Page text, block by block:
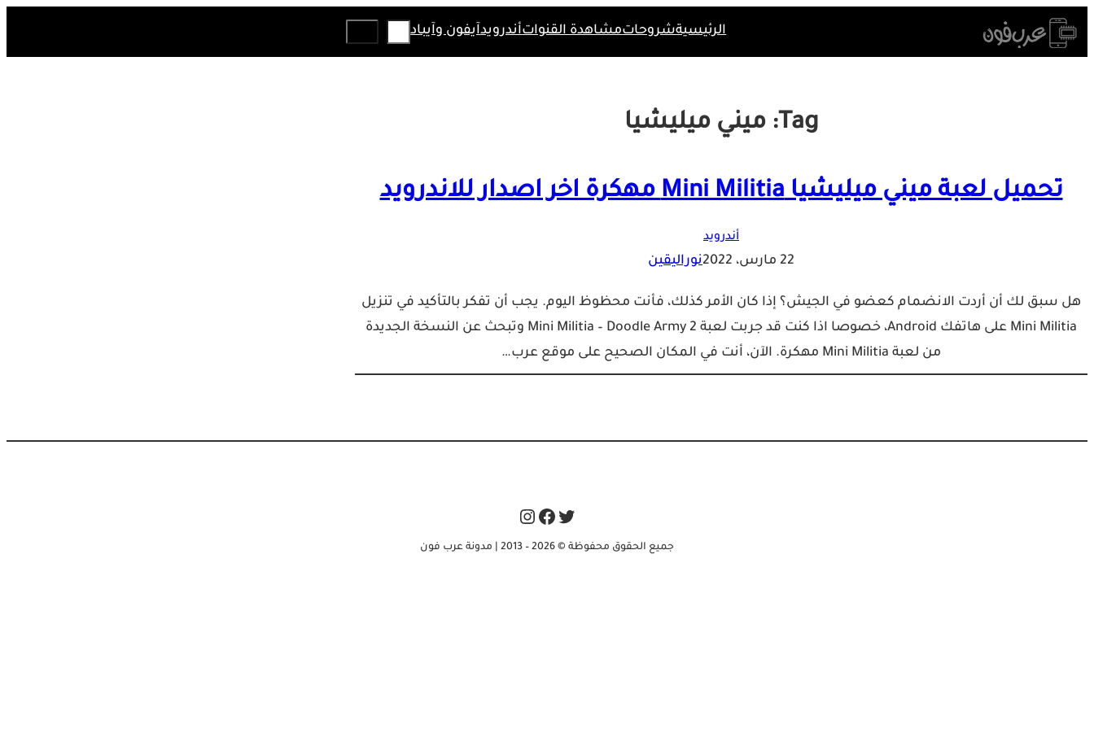
Skip
to
الرئيسيةشروحاتمشاهدة القنواتأندرويدآيفون وآيباد
Tag: ميني ميليشيا
تحميل لعبة ميني ميليشيا Mini Militia مهكرة اخر اصدار للاندرويد
أندرويد
22 مارس، 2022 نوراليقين
هل سبق لك أن أردت الانضمام كعضو في الجيش؟ إذا كان الأمر كذلك، فأنت محظوظ اليوم. يجب أن تفكر بالتأكيد في تنزيل
Mini Militia على هاتفك Android، خصوصا اذا كنت قد جربت لعبة Mini Militia – Doodle Army 2 وتبحث عن النسخة الجديدة
من لعبة Mini Militia مهكرة. الآن، أنت في المكان الصحيح على موقع عرب…
Twitter
Facebook
Instagram
جميع الحقوق محفوظة © 2026 – 2013 | مدونة عرب فون